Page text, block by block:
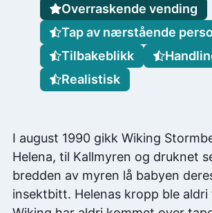
I august 1990 gikk Wiking
Helena, til Kallmyren og druknet
bredden av myren lå babyen
insektbitt. Helenas kropp ble
Overraskende vending
Tap av nærstående
Tilbakeblikk
Realistisk